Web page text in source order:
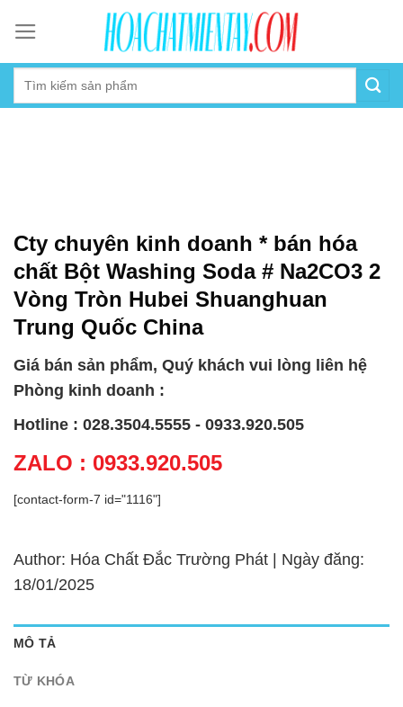
content
Cty chuyên kinh doanh * bán hóa
chất Bột Washing Soda # Na2CO3 2
Vòng Tròn Hubei Shuanghuan
Trung Quốc China
Giá bán sản phẩm, Quý khách vui lòng liên hệ
Phòng kinh doanh :
Hotline : 028.3504.5555 - 0933.920.505
ZALO : 0933.920.505
[contact-form-7 id="1116"]
Author: Hóa Chất Đắc Trường Phát | Ngày đăng:
18/01/2025
MÔ TẢ
TỪ KHÓA